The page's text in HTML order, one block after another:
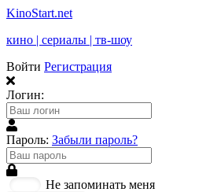
KinoStart.net
кино | сериалы | тв-шоу
Войти Регистрация
Логин:
Пароль: Забыли пароль?
Не запоминать меня